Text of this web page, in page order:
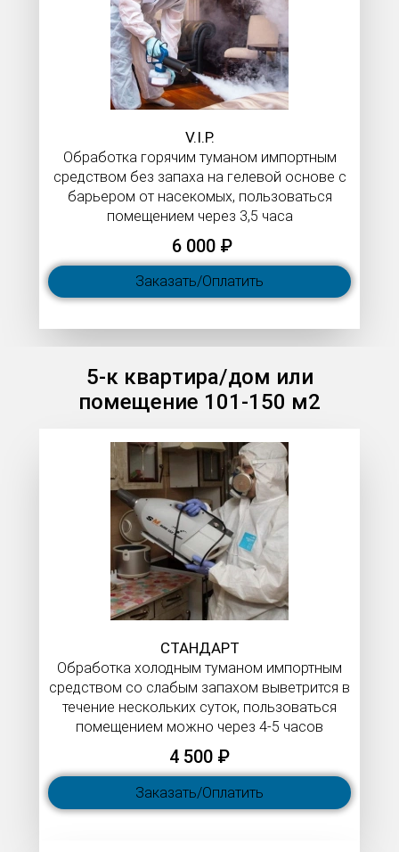
V.I.P.​​​​​​​
Обработка горячим туманом импортным
средством без запаха на гелевой основе с
барьером от насекомых, пользоваться
помещением через 3,5 часа
6 000 ₽
Заказать/Оплатить
5-к квартира/дом или
помещение 101-150 м2
СТАНДАРТ
Обработка холодным туманом импортным
средством со слабым запахом выветрится в
течение нескольких суток, пользоваться
помещением можно через 4-5 часов
4 500 ₽
Заказать/Оплатить